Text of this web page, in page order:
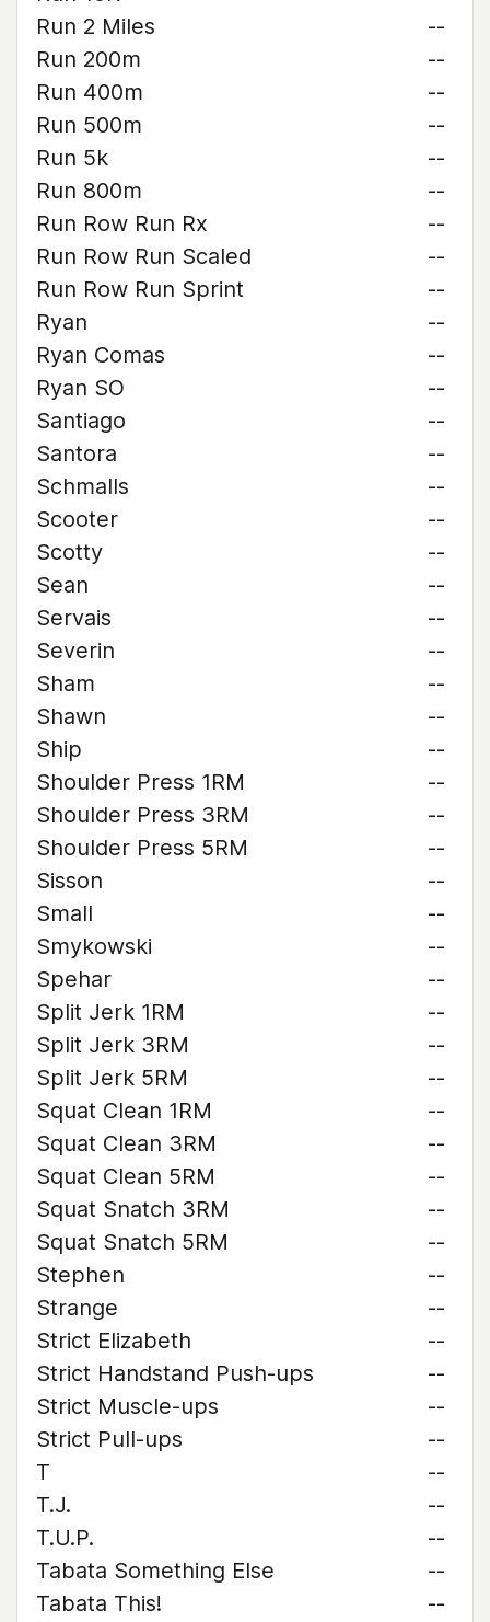
Run 2 Miles
--
Run 200m
--
Run 400m
--
Run 500m
--
Run 5k
--
Run 800m
--
Run Row Run Rx
--
Run Row Run Scaled
--
Run Row Run Sprint
--
Ryan
--
Ryan Comas
--
Ryan SO
--
Santiago
--
Santora
--
Schmalls
--
Scooter
--
Scotty
--
Sean
--
Servais
--
Severin
--
Sham
--
Shawn
--
Ship
--
Shoulder Press 1RM
--
Shoulder Press 3RM
--
Shoulder Press 5RM
--
Sisson
--
Small
--
Smykowski
--
Spehar
--
Split Jerk 1RM
--
Split Jerk 3RM
--
Split Jerk 5RM
--
Squat Clean 1RM
--
Squat Clean 3RM
--
Squat Clean 5RM
--
Squat Snatch 3RM
--
Squat Snatch 5RM
--
Stephen
--
Strange
--
Strict Elizabeth
--
Strict Handstand Push-ups
--
Strict Muscle-ups
--
Strict Pull-ups
--
T
--
T.J.
--
T.U.P.
--
Tabata Something Else
--
Tabata This!
--